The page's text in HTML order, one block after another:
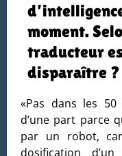
moment.
traducteur
disparaître ?
«Pas dans les
d’une part parce
par un robot,
dosification